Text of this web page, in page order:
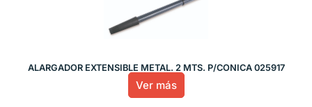
ALARGADOR EXTENSIBLE METAL. 2 MTS. P/CONICA 025917
Ver más